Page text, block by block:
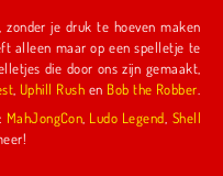
je druk te hoeven maken
alleen maar op een spelletje te
Uphill Rush en Bob the Robber
MahJongCon Ludo Legend Shell
meer!